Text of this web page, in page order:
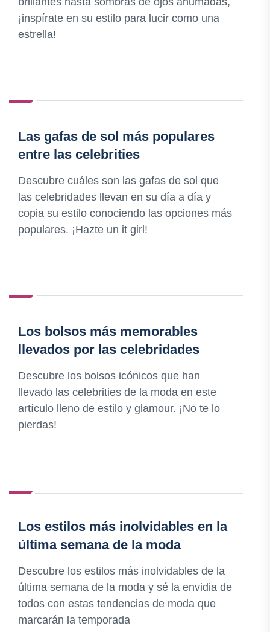
¡inspírate en su estilo para lucir como una
estrella!
Las gafas de sol más populares
entre las celebrities
Descubre cuáles son las gafas de sol que
las celebridades llevan en su día a día y
copia su estilo conociendo las opciones más
populares. ¡Hazte un it girl!
Los bolsos más memorables
llevados por las celebridades
Descubre los bolsos icónicos que han
llevado las celebrities de la moda en este
artículo lleno de estilo y glamour. ¡No te lo
pierdas!
Los estilos más inolvidables en la
última semana de la moda
Descubre los estilos más inolvidables de la
última semana de la moda y sé la envidia de
todos con estas tendencias de moda que
marcarán la temporada